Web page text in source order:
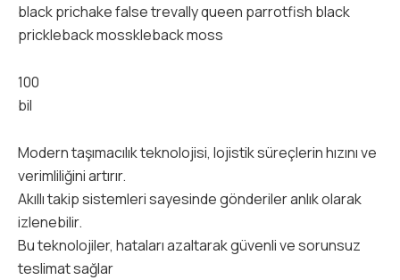
black prichake false trevally queen parrotfish black
prickleback mosskleback moss
100
bil
Modern taşımacılık teknolojisi, lojistik süreçlerin hızını ve
verimliliğini artırır.
Akıllı takip sistemleri sayesinde gönderiler anlık olarak
izlenebilir.
Bu teknolojiler, hataları azaltarak güvenli ve sorunsuz
teslimat sağlar